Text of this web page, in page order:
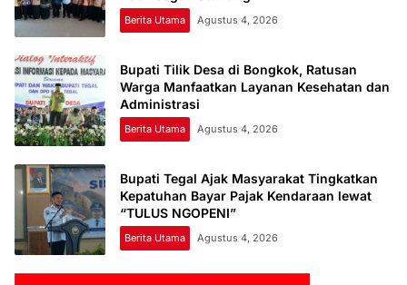
Berita Utama Agustus 4, 2026
Bupati Tilik Desa di Bongkok, Ratusan
Warga Manfaatkan Layanan Kesehatan dan
Administrasi
Berita Utama Agustus 4, 2026
Bupati Tegal Ajak Masyarakat Tingkatkan
Kepatuhan Bayar Pajak Kendaraan lewat
“TULUS NGOPENI”
Berita Utama Agustus 4, 2026